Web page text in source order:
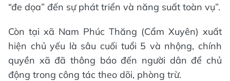
“đe dọa” đến sự phát triển và năng suất toàn vụ”.
Còn tại xã Nam Phúc Thăng (Cẩm Xuyên) xuất
hiện chủ yếu là sâu cuối tuổi 5 và nhộng, chính
quyền xã đã thông báo đến người dân để chủ
động trong công tác theo dõi, phòng trừ.